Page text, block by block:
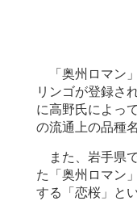
「奥州ロマン
リンゴが登録さ
に高野氏によっ
の流通上の品種
また、岩手県
た「奥州ロマン
する「恋桜」と